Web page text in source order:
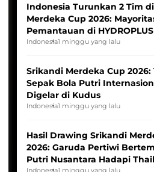
Indonesia Turunkan 2 Tim
Merdeka Cup 2026:
Pemantauan di
League
Indonesia1 minggu yang lalu
Srikandi Merdeka Cup
Sepak Bola Putri
Digelar di Kudus
Indonesia1 minggu yang lalu
Hasil Drawing Srikandi
2026: Garuda Pertiwi
Putri Nusantara Hadapi
Indonesia1 minggu yang lalu